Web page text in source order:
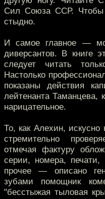
Сил Союза ССР. Чтобы
стыдно.
И самое главное —
диверсантов. В книге
следует читать
Настолько
показаны действия
лейтенанта
нарицательное.
То, как Алехин, искусно
стремительно
отмечая фактуру
серии, номера, печати,
прочее — описано
зубами помощник
"бесстыжая тыловая